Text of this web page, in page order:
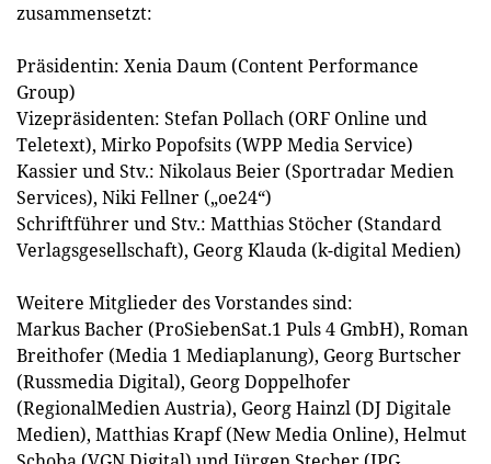
zusammensetzt:
Präsidentin: Xenia Daum (Content Performance
Group)
Vizepräsidenten: Stefan Pollach (ORF Online und
Teletext), Mirko Popofsits (WPP Media Service)
Kassier und Stv.: Nikolaus Beier (Sportradar Medien
Services), Niki Fellner („oe24“)
Schriftführer und Stv.: Matthias Stöcher (Standard
Verlagsgesellschaft), Georg Klauda (k-digital Medien)
Weitere Mitglieder des Vorstandes sind:
Markus Bacher (ProSiebenSat.1 Puls 4 GmbH), Roman
Breithofer (Media 1 Mediaplanung), Georg Burtscher
(Russmedia Digital), Georg Doppelhofer
(RegionalMedien Austria), Georg Hainzl (DJ Digitale
Medien), Matthias Krapf (New Media Online), Helmut